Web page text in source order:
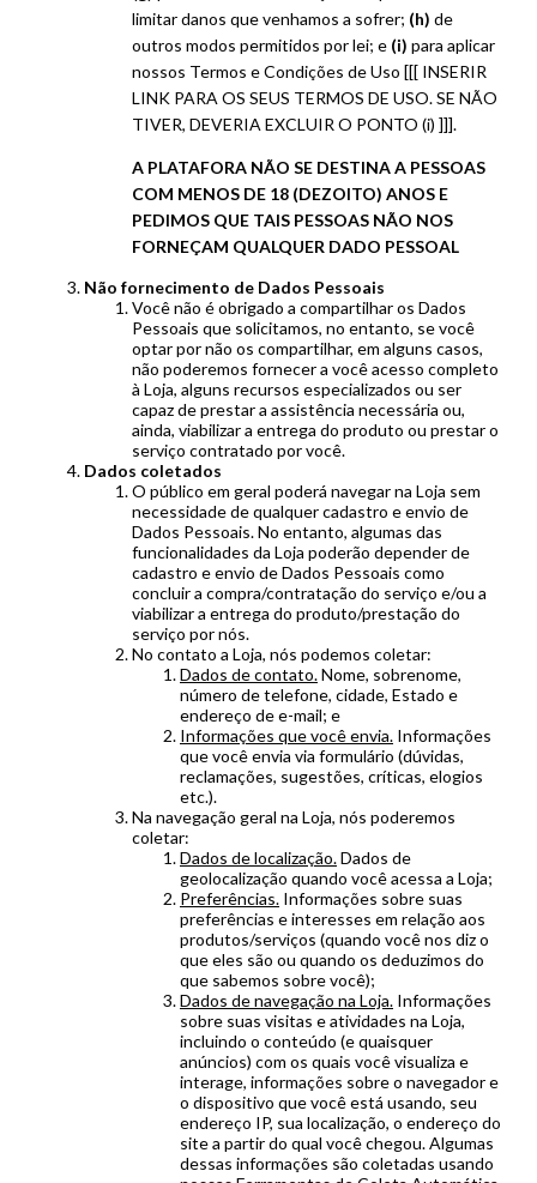
limitar danos que venhamos a sofrer; (h) de
outros modos permitidos por lei; e (i) para aplicar
nossos Termos e Condições de Uso [[[ INSERIR
LINK PARA OS SEUS TERMOS DE USO. SE NÃO
TIVER, DEVERIA EXCLUIR O PONTO (i) ]]].
A PLATAFORA NÃO SE DESTINA A PESSOAS
COM MENOS DE 18 (DEZOITO) ANOS E
PEDIMOS QUE TAIS PESSOAS NÃO NOS
FORNEÇAM QUALQUER DADO PESSOAL
Não fornecimento de Dados Pessoais
Você não é obrigado a compartilhar os Dados
Pessoais que solicitamos, no entanto, se você
optar por não os compartilhar, em alguns casos,
não poderemos fornecer a você acesso completo
à Loja, alguns recursos especializados ou ser
capaz de prestar a assistência necessária ou,
ainda, viabilizar a entrega do produto ou prestar o
serviço contratado por você.
Dados coletados
O público em geral poderá navegar na Loja sem
necessidade de qualquer cadastro e envio de
Dados Pessoais. No entanto, algumas das
funcionalidades da Loja poderão depender de
cadastro e envio de Dados Pessoais como
concluir a compra/contratação do serviço e/ou a
viabilizar a entrega do produto/prestação do
serviço por nós.
No contato a Loja, nós podemos coletar:
Dados de contato.Nome, sobrenome,
número de telefone, cidade, Estado e
endereço de e-mail; e
Informações que você envia. Informações
que você envia via formulário (dúvidas,
reclamações, sugestões, críticas, elogios
etc.).
Na navegação geral na Loja, nós poderemos
coletar:
Dados de localização.Dados de
geolocalização quando você acessa a Loja;
Preferências. Informações sobre suas
preferências e interesses em relação aos
produtos/serviços (quando você nos diz o
que eles são ou quando os deduzimos do
que sabemos sobre você);
Dados de navegação na Loja. Informações
sobre suas visitas e atividades na Loja,
incluindo o conteúdo (e quaisquer
anúncios) com os quais você visualiza e
interage, informações sobre o navegador e
o dispositivo que você está usando, seu
endereço IP, sua localização, o endereço do
site a partir do qual você chegou. Algumas
dessas informações são coletadas usando